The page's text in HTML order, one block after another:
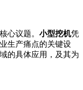
心议题。 小型挖机凭
生产痛点的关键设
的具体应用，及其为